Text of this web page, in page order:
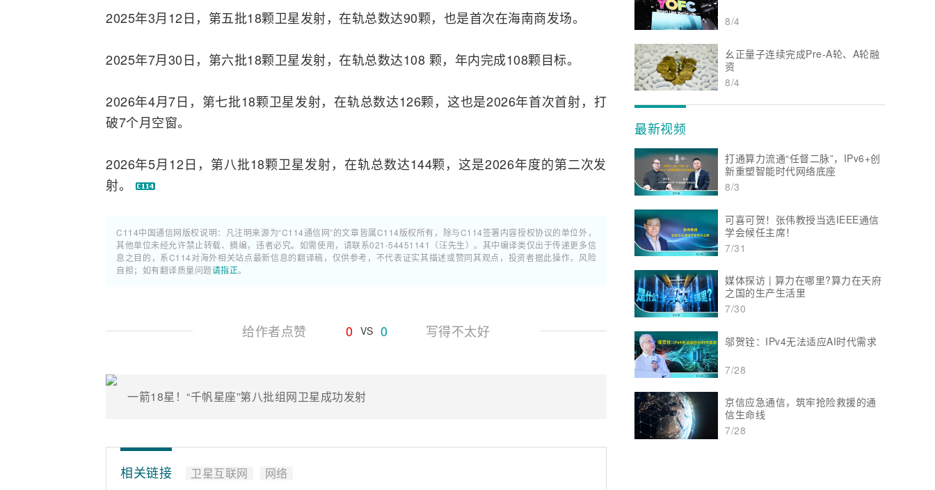
2025年3月12日，第五批18颗卫星发射，在轨总数达90颗，也是首次在海南商发场。
2025年7月30日，第六批18颗卫星发射，在轨总数达108 颗，年内完成108颗目标。
2026年4月7日，第七批18颗卫星发射，在轨总数达126颗，这也是2026年首次首射，打
破7个月空窗。
2026年5月12日，第八批18颗卫星发射，在轨总数达144颗，这是2026年度的第二次发
射。
C114中国通信网版权说明：凡注明来源为“C114通信网”的文章皆属C114版权所有，除与C114签署内容授权协议的单位外，
其他单位未经允许禁止转载、摘编，违者必究。如需使用，请联系021-54451141（汪先生）。其中编译类仅出于传递更多信
息之目的，系C114对海外相关站点最新信息的翻译稿，仅供参考，不代表证实其描述或赞同其观点，投资者据此操作，风险
自担；如有翻译质量问题请指正。
给作者点赞 0 VS 0 写得不太好
一箭18星！“千帆星座”第八批组网卫星成功发射
相关链接 卫星互联网 网络
8/4
幺正量子连续完成Pre-A轮、A轮融
资
8/4
最新视频
打通算力流通“任督二脉”，IPv6+创
新重塑智能时代网络底座
8/3
可喜可贺！张伟教授当选IEEE通信
学会候任主席！
7/31
媒体探访 | 算力在哪里?算力在天府
之国的生产生活里
7/30
邬贺铨：IPv4无法适应AI时代需求
7/28
京信应急通信，筑牢抢险救援的通
信生命线
7/28